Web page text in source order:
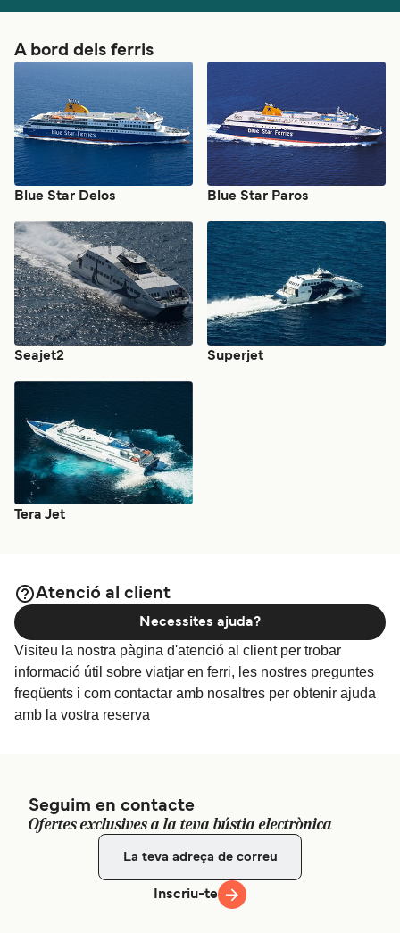
A bord dels ferris
Blue Star Delos Blue Star Paros
Seajet2 Superjet
Tera Jet
Atenció al client
Visiteu la nostra pàgina d'atenció al client per trobar
informació útil sobre viatjar en ferri, les nostres preguntes
freqüents i com contactar amb nosaltres per obtenir ajuda
amb la vostra reserva
Necessites ajuda?
Seguim en contacte
Ofertes exclusives a la teva bústia electrònica
Inscriu-te